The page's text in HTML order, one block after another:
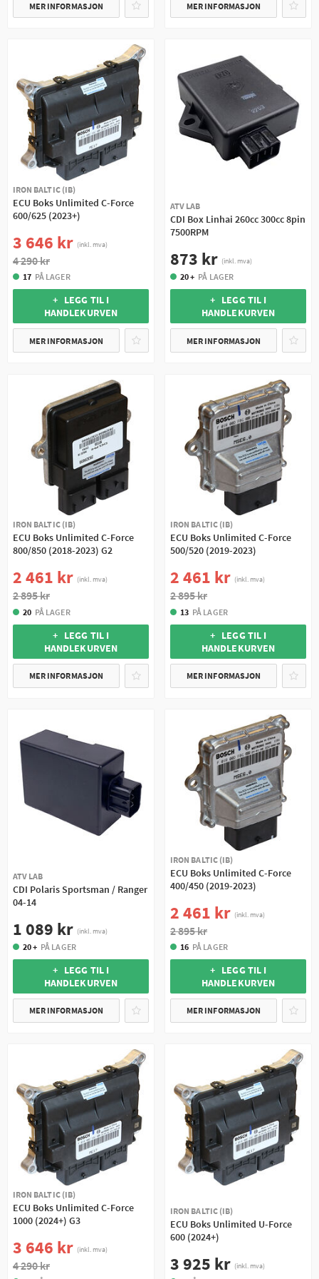
MER INFORMASJON MER INFORMASJON
IRON BALTIC (IB)
ECU Boks Unlimited C-Force
600/625 (2023+)
3 646 kr (inkl. mva)
4 290 kr
17 PÅ LAGER
+ LEGG TIL I
HANDLEKURVEN
MER INFORMASJON
ATV LAB
CDI Box Linhai 260cc 300cc 8pin
7500RPM
873 kr (inkl. mva)
20 + PÅ LAGER
+ LEGG TIL I
HANDLEKURVEN
MER INFORMASJON
IRON BALTIC (IB)
ECU Boks Unlimited C-Force
800/850 (2018-2023) G2
2 461 kr (inkl. mva)
2 895 kr
20 PÅ LAGER
+ LEGG TIL I
HANDLEKURVEN
MER INFORMASJON
IRON BALTIC (IB)
ECU Boks Unlimited C-Force
500/520 (2019-2023)
2 461 kr (inkl. mva)
2 895 kr
13 PÅ LAGER
+ LEGG TIL I
HANDLEKURVEN
MER INFORMASJON
ATV LAB
CDI Polaris Sportsman / Ranger
04-14
1 089 kr (inkl. mva)
20 + PÅ LAGER
+ LEGG TIL I
HANDLEKURVEN
MER INFORMASJON
IRON BALTIC (IB)
ECU Boks Unlimited C-Force
400/450 (2019-2023)
2 461 kr (inkl. mva)
2 895 kr
16 PÅ LAGER
+ LEGG TIL I
HANDLEKURVEN
MER INFORMASJON
IRON BALTIC (IB)
ECU Boks Unlimited C-Force
1000 (2024+) G3
3 646 kr (inkl. mva)
4 290 kr
IRON BALTIC (IB)
ECU Boks Unlimited U-Force
600 (2024+)
3 925 kr (inkl. mva)